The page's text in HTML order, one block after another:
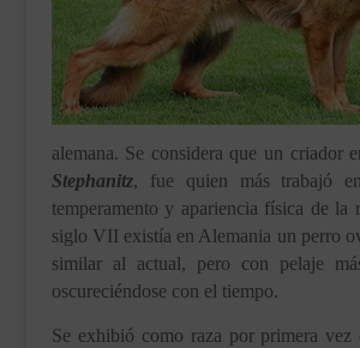
alemana. Se considera que un criador
Stephanitz, fue quien más trabajó
temperamento y apariencia física de la
siglo VII existía en Alemania un perro
similar al actual, pero con pelaje
oscureciéndose con el tiempo.
Se exhibió como raza por primera vez